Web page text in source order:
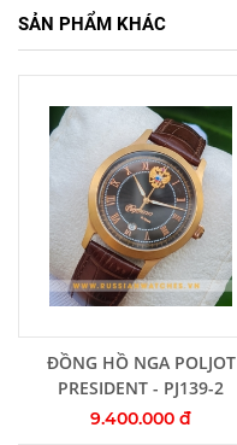
SẢN PHẨM KHÁC
Thêm vào giỏ hàng
ĐỒNG HỒ NGA POLJOT
PRESIDENT - PJ139-2
9.400.000 đ